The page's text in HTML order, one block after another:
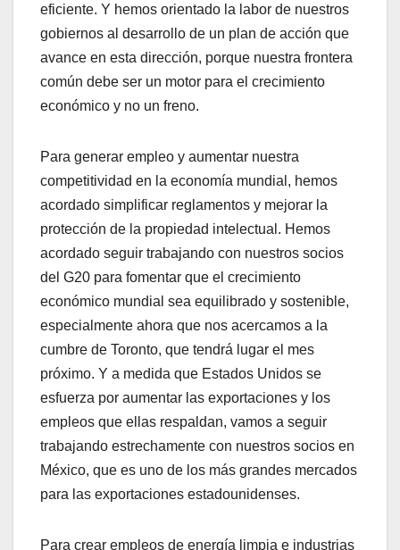
eficiente. Y hemos orientado la labor de nuestros
gobiernos al desarrollo de un plan de acción que
avance en esta dirección, porque nuestra frontera
común debe ser un motor para el crecimiento
económico y no un freno.
Para generar empleo y aumentar nuestra
competitividad en la economía mundial, hemos
acordado simplificar reglamentos y mejorar la
protección de la propiedad intelectual. Hemos
acordado seguir trabajando con nuestros socios
del G20 para fomentar que el crecimiento
económico mundial sea equilibrado y sostenible,
especialmente ahora que nos acercamos a la
cumbre de Toronto, que tendrá lugar el mes
próximo. Y a medida que Estados Unidos se
esfuerza por aumentar las exportaciones y los
empleos que ellas respaldan, vamos a seguir
trabajando estrechamente con nuestros socios en
México, que es uno de los más grandes mercados
para las exportaciones estadounidenses.
Para crear empleos de energía limpia e industrias